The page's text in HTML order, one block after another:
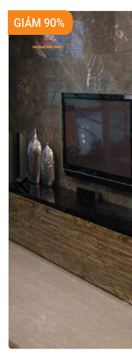
GIẢM 90%